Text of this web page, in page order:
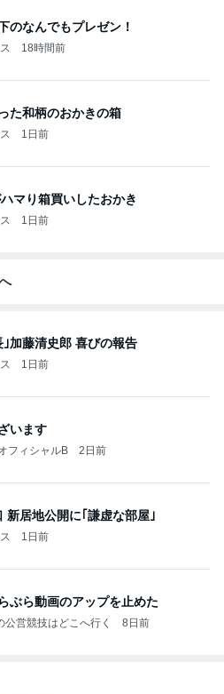
のなんでもプレゼン！
18時間前
た和柄のおかきの箱
1日前
マり箱買いしたおかき
1日前
｣加藤清史郎 喜びの報告
1日前
います
フィシャルB 2日前
新居地公開に｢謙虚な部屋｣
1日前
ぶら動画のアップを止めた
公営競技はどこへ行く 8日前